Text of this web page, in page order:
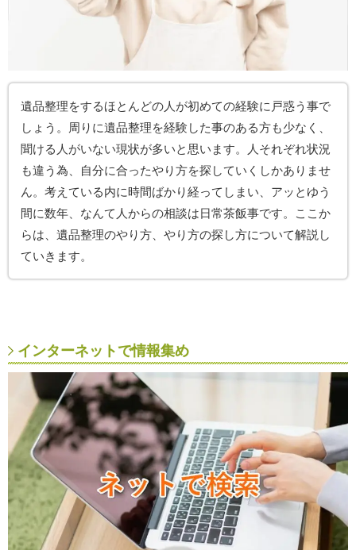
遺品整理をするほとんどの人が初めての経験に戸惑う事で
しょう。周りに遺品整理を経験した事のある方も少なく、
聞ける人がいない現状が多いと思います。人それぞれ状況
も違う為、自分に合ったやり方を探していくしかありませ
ん。考えている内に時間ばかり経ってしまい、アッとゆう
間に数年、なんて人からの相談は日常茶飯事です。ここか
らは、遺品整理のやり方、やり方の探し方について解説し
ていきます。
インターネットで情報集め